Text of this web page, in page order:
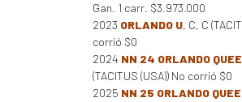
Gan. 1 carr. $3.973.000
2023 ORLANDO U, C, C
corrió $0
2024 NN 24 ORLANDO
(TACITUS (USA)) No corrió $0
2025 NN 25 ORLANDO